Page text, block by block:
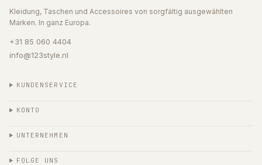
Kleidung, Taschen und Accessoires von sorgfältig ausgewählten
Marken. In ganz Europa.
+31 85 060 4404
info@123style.nl
KUNDENSERVICE
KONTO
UNTERNEHMEN
FOLGE UNS